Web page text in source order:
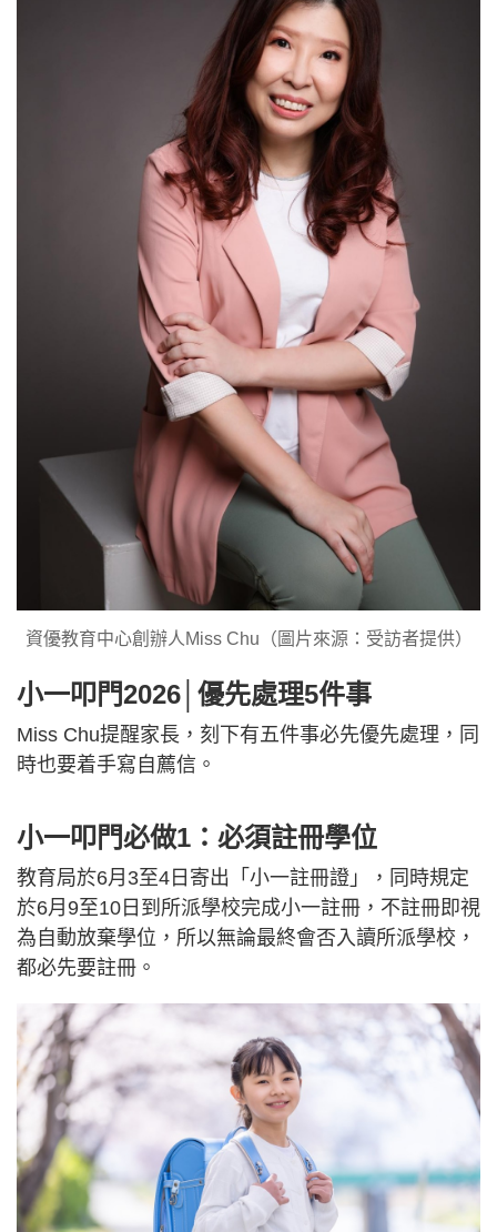
資優教育中心創辦人Miss Chu（圖片來源：受訪者提供）
小一叩門2026│優先處理5件事
Miss Chu提醒家長，刻下有五件事必先優先處理，同
時也要着手寫自薦信。
小一叩門必做1：必須註冊學位
教育局於6月3至4日寄出「小一註冊證」，同時規定
於6月9至10日到所派學校完成小一註冊，不註冊即視
為自動放棄學位，所以無論最終會否入讀所派學校，
都必先要註冊。